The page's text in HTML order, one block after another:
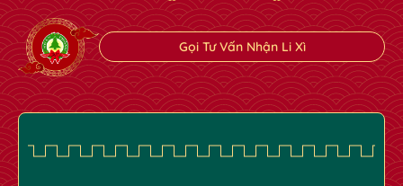
Gọi Tư Vấn Nhận Li Xì
✿ ✿